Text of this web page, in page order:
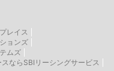
レイス
ョンズ
ムズ
ならSBIリーシングサービス